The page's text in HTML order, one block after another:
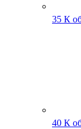
35 К
40 К